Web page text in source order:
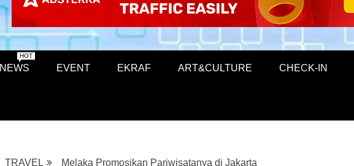
NEWS
HOT
EVENT EKRAF ART&CULTURE CHECK-IN
TRAVEL Melaka Promosikan Pariwisatanya di Jakarta